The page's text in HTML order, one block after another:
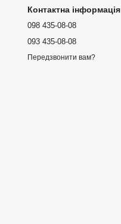
Контактна інформація
098 435-08-08
093 435-08-08
Передзвонити вам?